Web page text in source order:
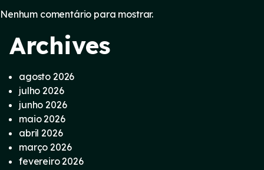
Nenhum comentário para mostrar.
Archives
agosto 2026
julho 2026
junho 2026
maio 2026
abril 2026
março 2026
fevereiro 2026